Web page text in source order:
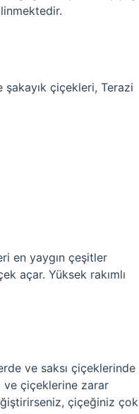
çiçekleri, Terazi
en yaygın çeşitler
açar. Yüksek rakımlı
ve saksı çiçeklerinde
ve çiçeklerine zarar
çiçeğiniz çok